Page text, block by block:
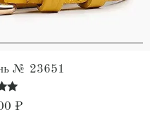
№ 23651
₽